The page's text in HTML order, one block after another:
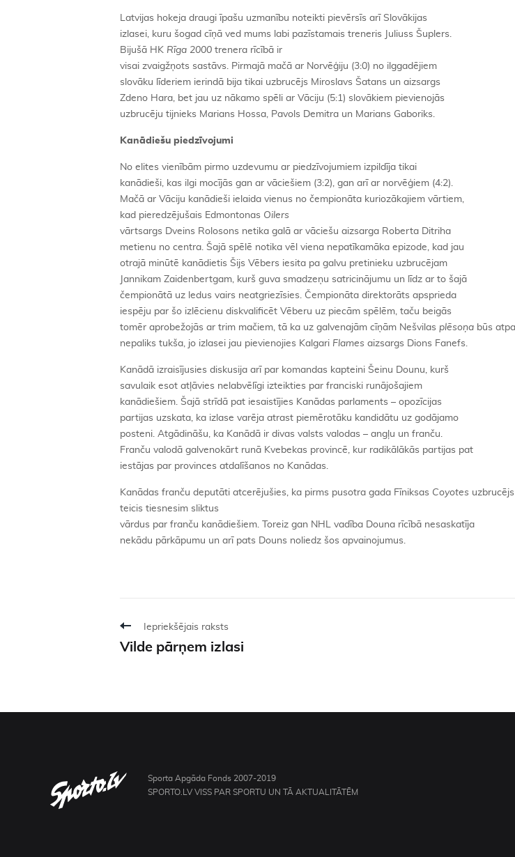
Latvijas hokeja draugi īpašu uzmanību noteikti pievērsīs arī Slovākijas
izlasei, kuru šogad cīņā ved mums labi pazīstamais treneris Juliuss Šuplers.
Bijušā HK Rīga 2000 trenera rīcībā ir
visai zvaigžņots sastāvs. Pirmajā mačā ar Norvēģiju (3:0) no ilggadējiem
slovāku līderiem ierindā bija tikai uzbrucējs Miroslavs Šatans un aizsargs
Zdeno Hara, bet jau uz nākamo spēli ar Vāciju (5:1) slovākiem pievienojās
uzbrucēju tijnieks Marians Hossa, Pavols Demitra un Marians Gaboriks.
Kanādiešu piedzīvojumi
No elites vienībām pirmo uzdevumu ar piedzīvojumiem izpildīja tikai
kanādieši, kas ilgi mocījās gan ar vāciešiem (3:2), gan arī ar norvēģiem (4:2).
Mačā ar Vāciju kanādieši ielaida vienus no čempionāta kuriozākajiem vārtiem,
kad pieredzējušais Edmontonas Oilers
vārtsargs Dveins Rolosons netika galā ar vāciešu aizsarga Roberta Ditriha
metienu no centra. Šajā spēlē notika vēl viena nepatīkamāka epizode, kad jau
otrajā minūtē kanādietis Šijs Vēbers iesita pa galvu pretinieku uzbrucējam
Jannikam Zaidenbertgam, kurš guva smadzeņu satricinājumu un līdz ar to šajā
čempionātā uz ledus vairs neatgriezīsies. Čempionāta direktorāts apsprieda
iespēju par šo izlēcienu diskvalificēt Vēberu uz piecām spēlēm, taču beigās
tomēr aprobežojās ar trim mačiem, tā ka uz galvenajām cīņām Nešvilas plēsoņa būs
nepaliks tukša, jo izlasei jau pievienojies Kalgari Flames aizsargs Dions Fanefs.
Kanādā izraisījusies diskusija arī par komandas kapteini Šeinu Dounu, kurš
savulaik esot atļāvies nelabvēlīgi izteikties par franciski runājošajiem
kanādiešiem. Šajā strīdā pat iesaistījies Kanādas parlaments – opozīcijas
partijas uzskata, ka izlase varēja atrast piemērotāku kandidātu uz godājamo
posteni. Atgādināšu, ka Kanādā ir divas valsts valodas – angļu un franču.
Franču valodā galvenokārt runā Kvebekas provincē, kur radikālākās partijas pat
iestājas par provinces atdalīšanos no Kanādas.
Kanādas franču deputāti atcerējušies, ka pirms pusotra gada Fīniksas Coyotes
teicis tiesnesim sliktus
vārdus par franču kanādiešiem. Toreiz gan NHL vadība Douna rīcībā nesaskatīja
nekādu pārkāpumu un arī pats Douns noliedz šos apvainojumus.
Iepriekšējais raksts
Vilde pārņem izlasi
Sporta Apgāda Fonds 2007-2019
SPORTO.LV VISS PAR SPORTU UN TĀ AKTUALITĀTĒM